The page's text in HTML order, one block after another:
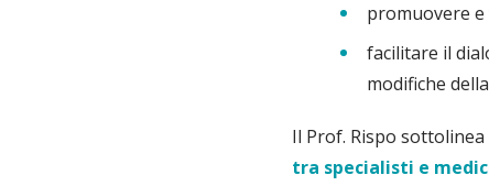
promuovere e
facilitare il
modifiche
Il Prof. Rispo
tra specialisti e